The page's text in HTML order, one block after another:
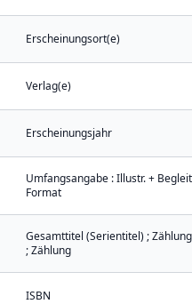
Erscheinungsort(e)
Verlag(e)
Erscheinungsjahr
Umfangsangabe : Illustr. +
Format
Gesamttitel (Serientitel) ;
; Zählung
ISBN